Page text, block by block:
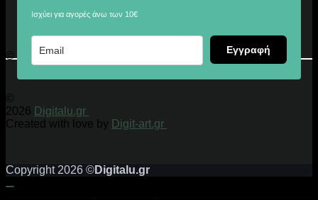
Ισχύει για αγορές άνω των 10€
Εγγραφή
© 2026 Digitalu.gr
©
2026 Digitalu.gr
Created with love by Digit-art.gr
Copyright 2026 ©Digitalu.gr